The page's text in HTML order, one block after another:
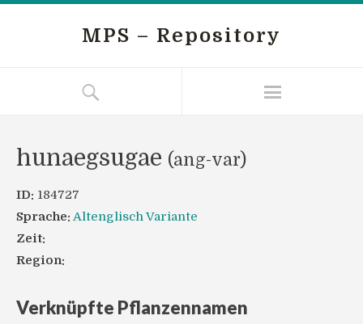
MPS – Repository
hunaegsugae (ang-var)
ID: 184727
Sprache: Altenglisch Variante
Zeit:
Region:
Verknüpfte Pflanzennamen